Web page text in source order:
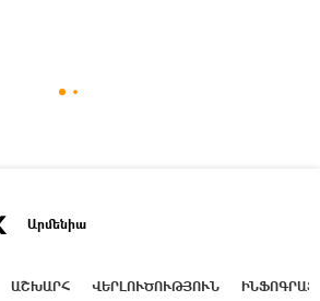
Արմենիա
ԱՇԽԱՐՀ ՎԵՐԼՈՒԾՈՒԹՅՈՒՆ